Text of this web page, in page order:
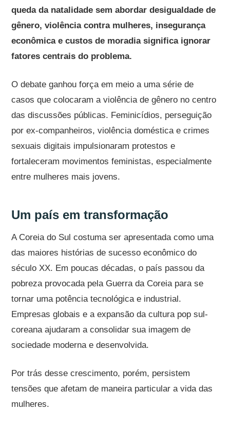
queda da natalidade sem abordar desigualdade de
gênero, violência contra mulheres, insegurança
econômica e custos de moradia significa ignorar
fatores centrais do problema.
O debate ganhou força em meio a uma série de
casos que colocaram a violência de gênero no centro
das discussões públicas. Feminicídios, perseguição
por ex-companheiros, violência doméstica e crimes
sexuais digitais impulsionaram protestos e
fortaleceram movimentos feministas, especialmente
entre mulheres mais jovens.
Um país em transformação
A Coreia do Sul costuma ser apresentada como uma
das maiores histórias de sucesso econômico do
século XX. Em poucas décadas, o país passou da
pobreza provocada pela Guerra da Coreia para se
tornar uma potência tecnológica e industrial.
Empresas globais e a expansão da cultura pop sul-
coreana ajudaram a consolidar sua imagem de
sociedade moderna e desenvolvida.
Por trás desse crescimento, porém, persistem
tensões que afetam de maneira particular a vida das
mulheres.